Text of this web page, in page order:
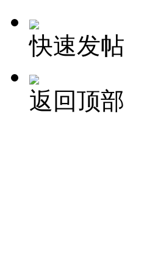
快速发帖
返回顶部